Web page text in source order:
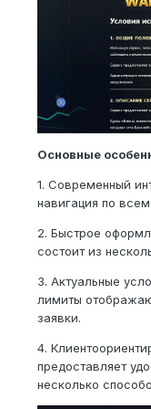
Основные
1. Современный
навигация по
2. Быстрое
состоит из
3. Актуальные
лимиты
заявки.
4.
предоставляет
несколько